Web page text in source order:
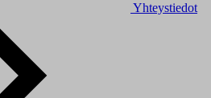
Yhteystiedot